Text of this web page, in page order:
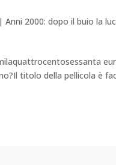
|Anni 2000: dopo il buio la
titolo della pellicola è